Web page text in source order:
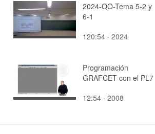
2024-QO-Tema 5-2 y
6-1
120:54 · 2024
Programación
GRAFCET con el PL7
12:54 · 2008